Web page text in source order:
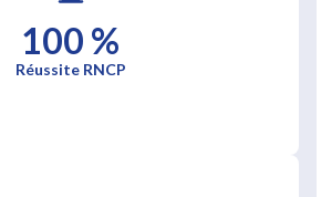
100 %
Réussite RNCP